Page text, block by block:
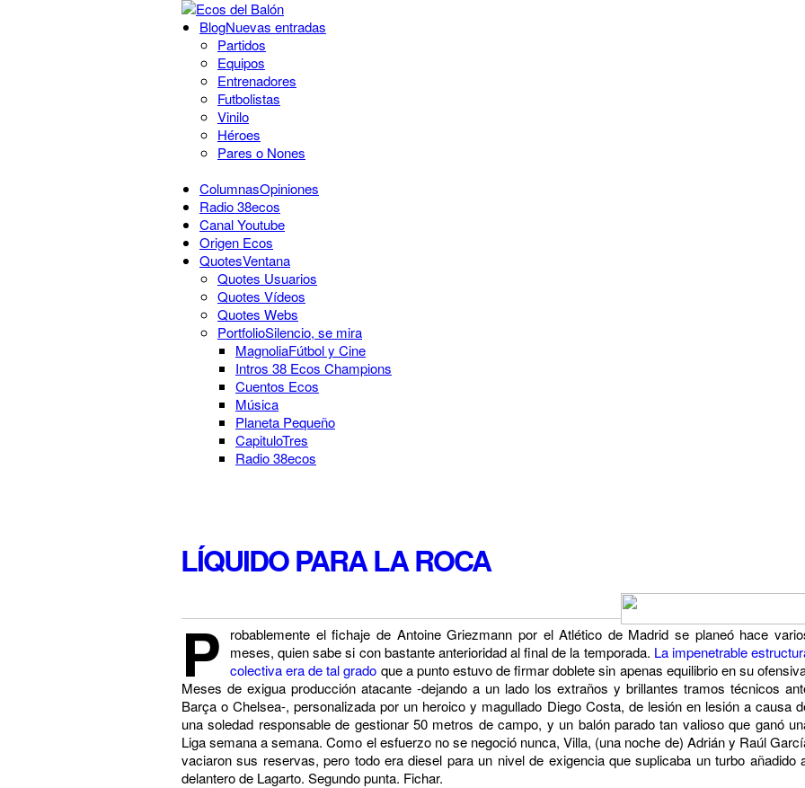
BlogNuevas entradas
Partidos
Equipos
Entrenadores
Futbolistas
Vinilo
Héroes
Pares o Nones
ColumnasOpiniones
Radio 38ecos
Canal Youtube
Origen Ecos
QuotesVentana
Quotes Usuarios
Quotes Vídeos
Quotes Webs
PortfolioSilencio, se mira
MagnoliaFútbol y Cine
Intros 38 Ecos Champions
Cuentos Ecos
Música
Planeta Pequeño
CapituloTres
Radio 38ecos
LÍQUIDO PARA LA ROCA
P
robablemente el fichaje de Antoine Griezmann por el Atlético de Madrid se planeó hace
meses, quien sabe si con bastante anterioridad al final de la temporada. La impenetrable
colectivaera de tal grado que a punto estuvo de firmar doblete sin apenas equilibrio en su
Meses de exigua producción atacante -dejando a un lado los extraños y brillantes tramos técnicos
Barça o Chelsea-, personalizada por un heroico y magullado Diego Costa, de lesión en lesión a causa
una soledad responsable de gestionar 50 metros de campo, y un balón parado tan valioso que ganó
Liga semana a semana. Como el esfuerzo no se negoció nunca, Villa, (una noche de) Adrián y Raúl
vaciaron sus reservas, pero todo era diesel para un nivel de exigencia que suplicaba un turbo añadido
delantero de Lagarto. Segundo punta. Fichar.